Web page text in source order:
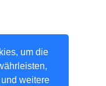
um die
weitere